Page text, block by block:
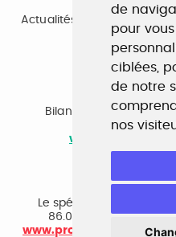
de
pour
ciblées,
de notre
nos
Actualités, guide et
de la
Bilan de
recherche
Le spécialiste du
86.000 CV et réseau
www.profilculture-